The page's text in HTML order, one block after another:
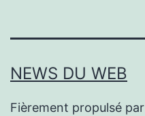
NEWS DU WEB
Fièrement propulsé par